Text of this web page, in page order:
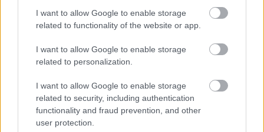
I want to allow Google to enable storage
related to functionality of the website or app.
I want to allow Google to enable storage
related to personalization.
I want to allow Google to enable storage
related to security, including authentication
functionality and fraud prevention, and other
user protection.
elektromos energiát használhat fel az adott
szakaszon. Stefano Domenicali, az F1
vezérigazgatója korábban úgy reagált a kritikákra,
hogy „egy előzés az egy előzés”, ez az érv
azonban nem győzte meg azokat, akik szerint a
mennyiség nem pótolja a minőséget.